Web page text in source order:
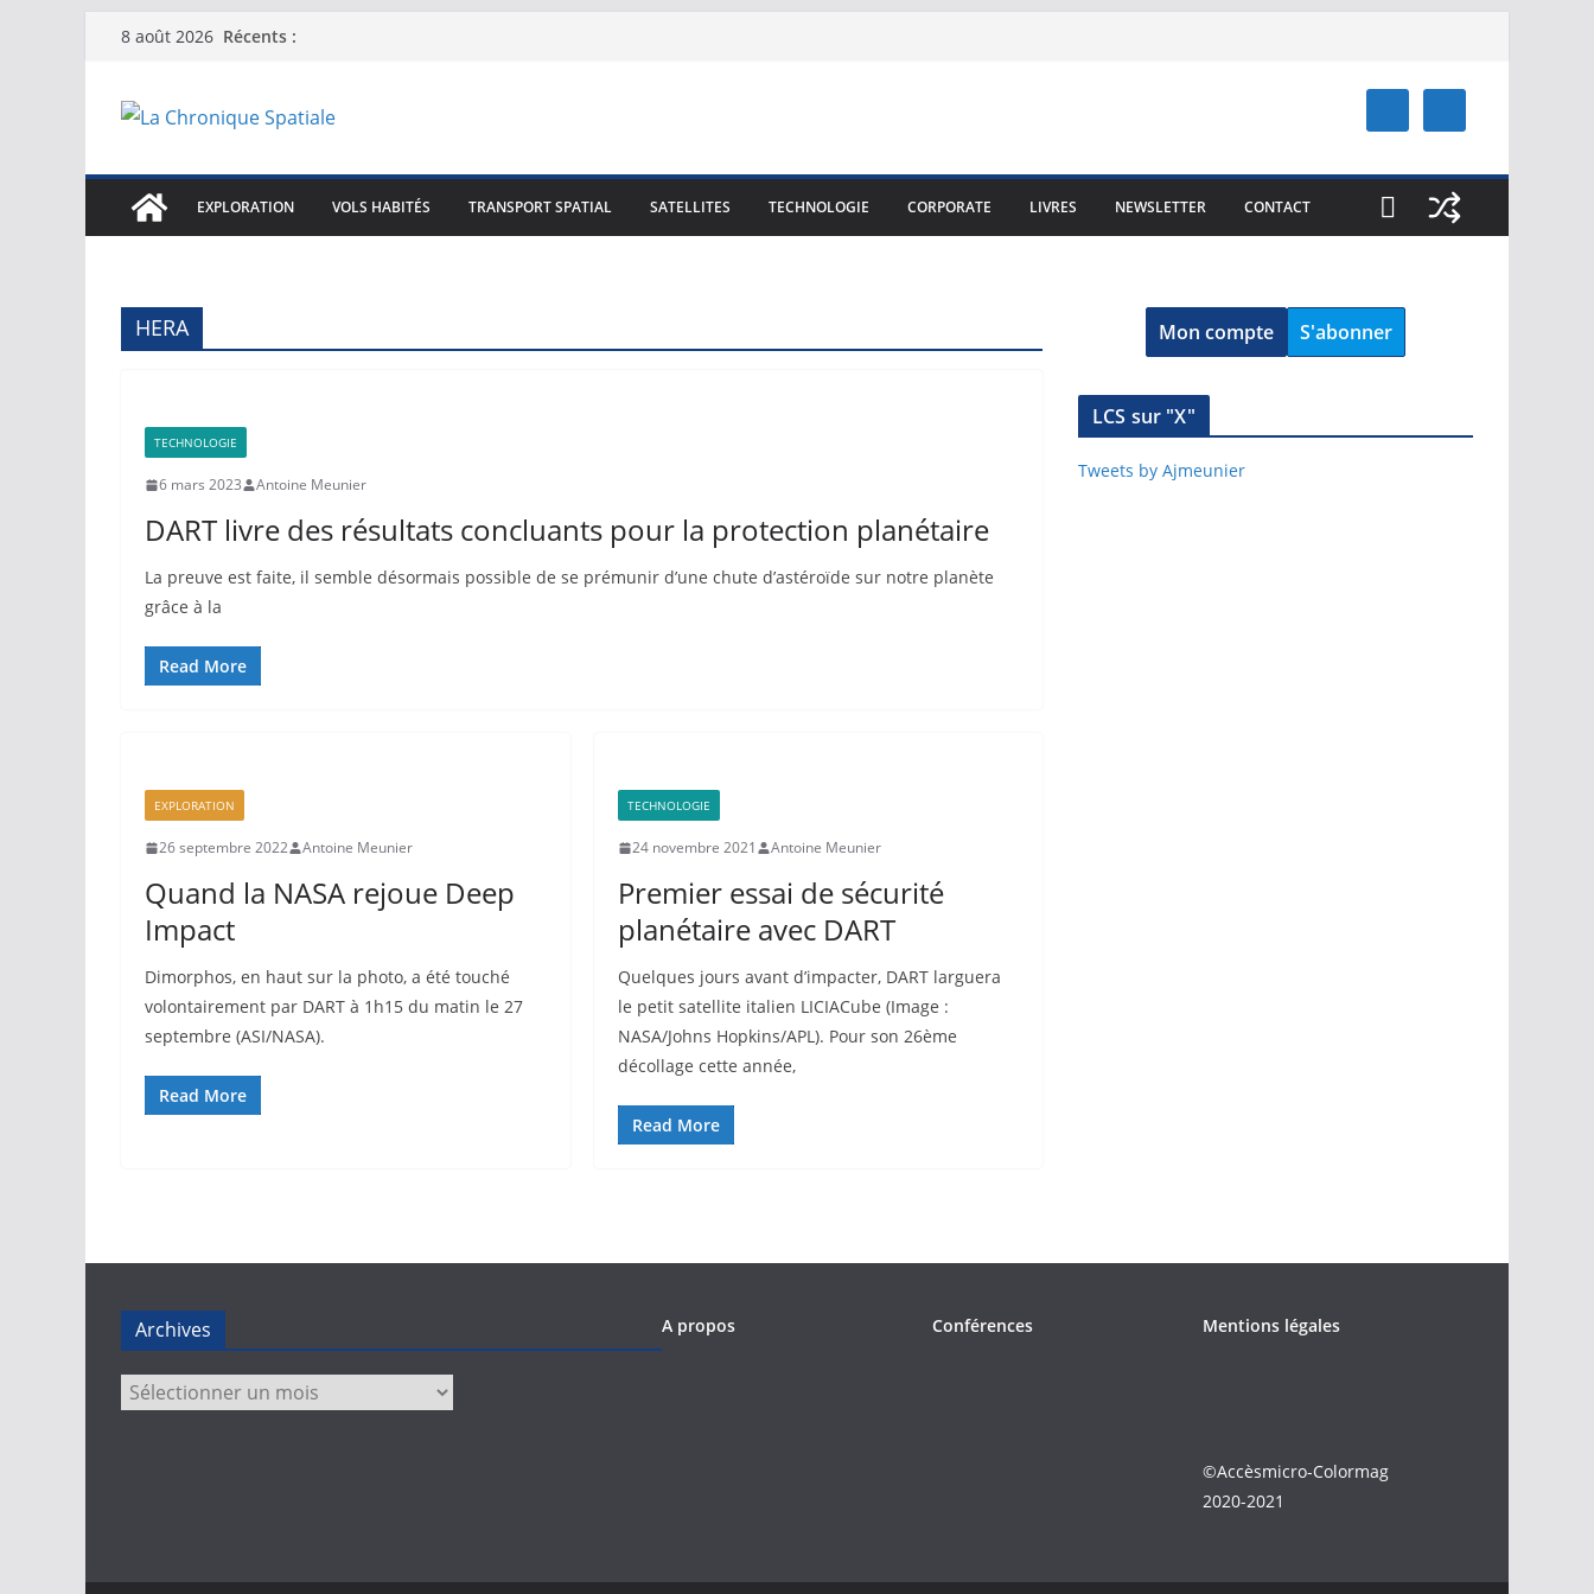
Passer8 août 2026 Récents :
EXPLORATION VOLS HABITÉS TRANSPORT SPATIAL SATELLITES TECHNOLOGIE CORPORATE LIVRES NEWSLETTER CONTACT
HERA
TECHNOLOGIE
6 mars 2023 Antoine Meunier
DART livre des résultats concluants pour la protection planétaire
La preuve est faite, il semble désormais possible de se prémunir d’une chute d’astéroïde sur notre planète
grâce à la
Read More
EXPLORATION
26 septembre 2022 Antoine Meunier
Quand la NASA rejoue Deep
Impact
Dimorphos, en haut sur la photo, a été touché
volontairement par DART à 1h15 du matin le 27
septembre (ASI/NASA).
Read More
TECHNOLOGIE
24 novembre 2021 Antoine Meunier
Premier essai de sécurité
planétaire avec DART
Quelques jours avant d’impacter, DART larguera
le petit satellite italien LICIACube (Image :
NASA/Johns Hopkins/APL). Pour son 26ème
décollage cette année,
Read More
Mon compte S'abonner
LCS sur "X"
Tweets by Ajmeunier
Archives
Archives
A propos Conférences Mentions légales
©Accèsmicro-Colormag
2020-2021